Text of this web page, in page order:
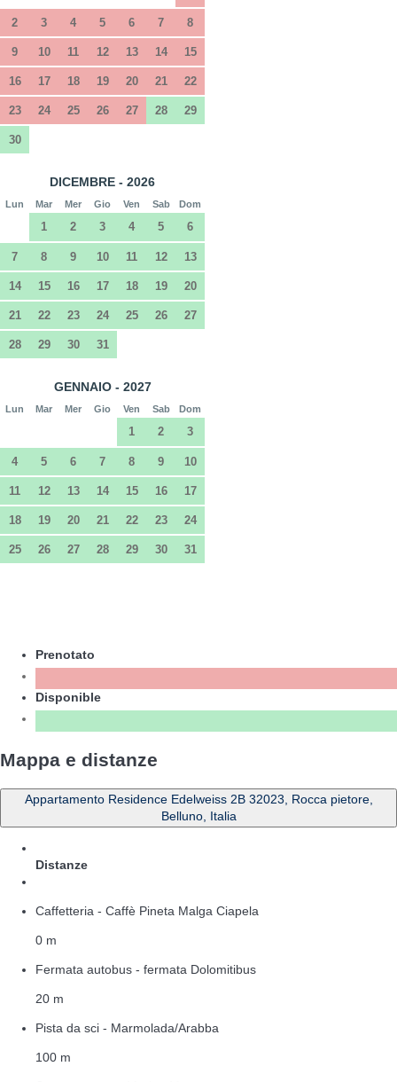
2 3 4 5 6 7 8
9 10 11 12 13 14 15
16 17 18 19 20 21 22
23 24 25 26 27 28 29
30
DICEMBRE - 2026
Lun Mar Mer Gio Ven Sab Dom
1 2 3 4 5 6
7 8 9 10 11 12 13
14 15 16 17 18 19 20
21 22 23 24 25 26 27
28 29 30 31
GENNAIO - 2027
Lun Mar Mer Gio Ven Sab Dom
1 2 3
4 5 6 7 8 9 10
11 12 13 14 15 16 17
18 19 20 21 22 23 24
25 26 27 28 29 30 31
Prenotato
Disponible
Mappa e distanze
Appartamento Residence Edelweiss 2B 32023, Rocca pietore,
Belluno, Italia
Distanze
Caffetteria - Caffè Pineta Malga Ciapela
0 m
Fermata autobus - fermata Dolomitibus
20 m
Pista da sci - Marmolada/Arabba
100 m